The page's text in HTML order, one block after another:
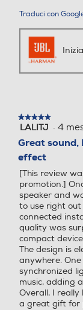
Traduci con
★★★★★
★★★★★
5
5
stelle.
LALITJ · 4
Great
effect
[This review
promotion.]
speaker and
to use right
connected
quality was
compact
The design is
anywhere.
synchronized
music, adding
Overall, I
a great gift for